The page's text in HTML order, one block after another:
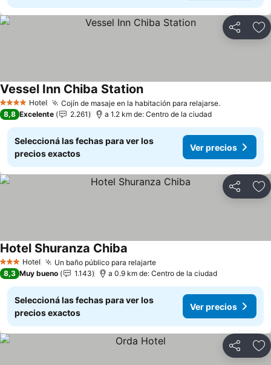
Compartir
4 EstrellasHotel Cojín de masaje en la habitación para relajarse.
Vessel Inn Chiba Station
8,8 Excelente 2.261 a 1.2 km de: Centro de la ciudad
Seleccioná las fechas para ver los
precios exactos
Ver precios
Compartir
3 Estrellas
Hotel Un baño público para relajarte
Hotel Shuranza Chiba
8,3 Muy bueno 1.143 a 0.9 km de: Centro de la ciudad
Seleccioná las fechas para ver los
precios exactos
Ver precios
Compartir